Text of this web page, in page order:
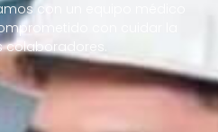
con un equipo médico
con cuidar la
colaboradores.